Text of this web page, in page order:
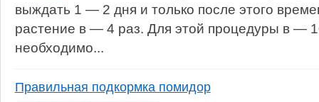
выждать 1 — 2 дня и только после этого
растение в — 4 раз. Для этой процедуры в —
необходимо...
Правильная подкормка помидор